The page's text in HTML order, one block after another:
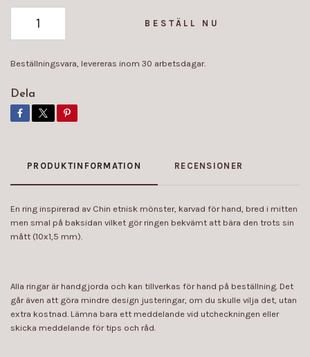
BESTÄLL NU
Beställningsvara, levereras inom 30 arbetsdagar.
Dela
PRODUKTINFORMATION RECENSIONER
En ring inspirerad av Chin etnisk mönster, karvad för hand, bred i mitten
men smal på baksidan vilket gör ringen bekvämt att bära den trots sin
mått (10x1,5 mm).
Alla ringar är handgjorda och kan tillverkas för hand på beställning. Det
går även att göra mindre design justeringar, om du skulle vilja det, utan
extra kostnad. Lämna bara ett meddelande vid utcheckningen eller
skicka meddelande för tips och råd.